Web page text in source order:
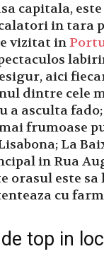
capitala,
in tara
vizitat in
aici
dintre cele
a asculta
frumoase
La
in Rua
orasul este
cu
de top in